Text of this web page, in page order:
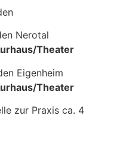
Nerotal
Theater
Eigenheim
Theater
zur Praxis ca. 4